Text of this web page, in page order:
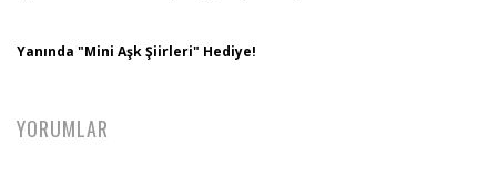
Yanında "Mini Aşk Şiirleri" Hediye!
YORUMLAR